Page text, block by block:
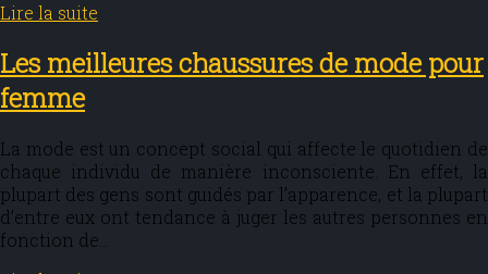
Lire la suite
Les meilleures chaussures de mode pour
femme
La mode est un concept social qui affecte le quotidien de
chaque individu de manière inconsciente. En effet, la
plupart des gens sont guidés par l’apparence, et la plupart
d’entre eux ont tendance à juger les autres personnes en
fonction de…